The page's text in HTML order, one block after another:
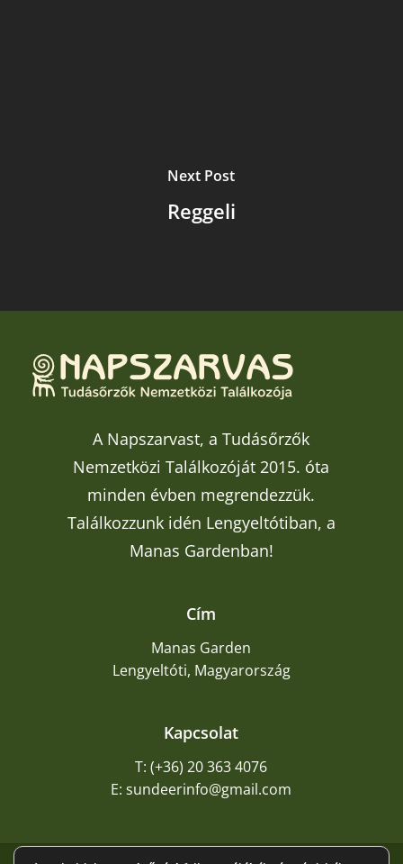
Next Post
Reggeli
A Napszarvast, a Tudásőrzők
Nemzetközi Találkozóját 2015. óta
minden évben megrendezzük.
Találkozzunk idén Lengyeltótiban, a
Manas Gardenban!
Cím
Manas Garden
Lengyeltóti, Magyarország
Kapcsolat
T: (+36) 20 363 4076
E: sundeerinfo@gmail.com